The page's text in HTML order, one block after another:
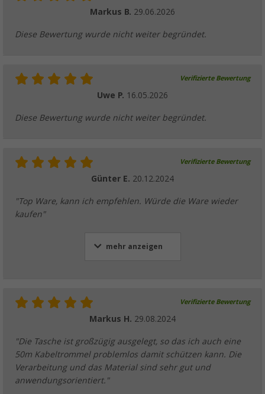
Markus B. 29.06.2026
Diese Bewertung wurde nicht weiter begründet.
Verifizierte Bewertung
Uwe P. 16.05.2026
Diese Bewertung wurde nicht weiter begründet.
Verifizierte Bewertung
Günter E. 20.12.2024
"Top Ware, kann ich empfehlen. Würde die Ware wieder
kaufen"
mehr anzeigen
Verifizierte Bewertung
Markus H. 29.08.2024
"Die Tasche ist großzügig ausgelegt, so das ich auch eine
50m Kabeltrommel problemlos damit schützen kann. Die
Verarbeitung und das Material sind sehr gut und
anwendungsorientiert."